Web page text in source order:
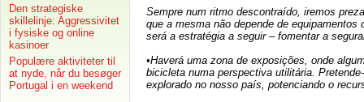
Den strategiske
skillelinje: Aggressivitet
i fysiske og online
kasinoer
Populære aktiviteter til
at nyde, når du besøger
Portugal i en weekend
Sempre num ritmo descontraído, iremos
que a mesma não depende de
será a estratégia a seguir – fomentar a
•Haverá uma zona de exposições, onde
bicicleta numa perspectiva utilitária.
explorado no nosso país, potenciando o